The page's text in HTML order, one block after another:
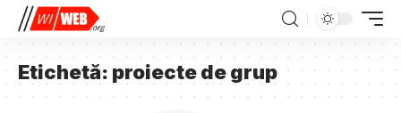
Etichetă: proiecte de grup